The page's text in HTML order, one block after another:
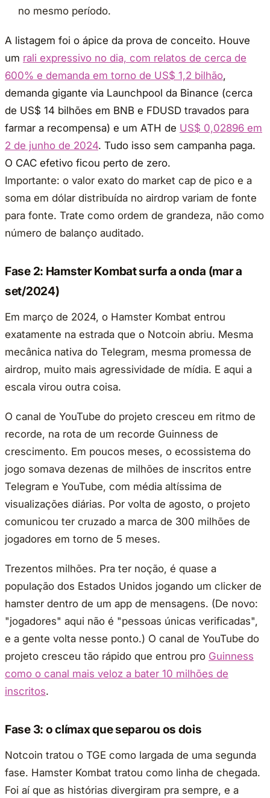
no mesmo período.
A listagem foi o ápice da prova de conceito. Houve
um rali expressivo no dia, com relatos de cerca de
600% e demanda em torno de US$ 1,2 bilhão,
demanda gigante via Launchpool da Binance (cerca
de US$ 14 bilhões em BNB e FDUSD travados para
farmar a recompensa) e um ATH de US$ 0,02896 em
2 de junho de 2024. Tudo isso sem campanha paga.
O CAC efetivo ficou perto de zero.
Importante: o valor exato do market cap de pico e a
soma em dólar distribuída no airdrop variam de fonte
para fonte. Trate como ordem de grandeza, não como
número de balanço auditado.
Fase 2: Hamster Kombat surfa a onda (mar a
set/2024)
Em março de 2024, o Hamster Kombat entrou
exatamente na estrada que o Notcoin abriu. Mesma
mecânica nativa do Telegram, mesma promessa de
airdrop, muito mais agressividade de mídia. E aqui a
escala virou outra coisa.
O canal de YouTube do projeto cresceu em ritmo de
recorde, na rota de um recorde Guinness de
crescimento. Em poucos meses, o ecossistema do
jogo somava dezenas de milhões de inscritos entre
Telegram e YouTube, com média altíssima de
visualizações diárias. Por volta de agosto, o projeto
comunicou ter cruzado a marca de 300 milhões de
jogadores em torno de 5 meses.
Trezentos milhões. Pra ter noção, é quase a
população dos Estados Unidos jogando um clicker de
hamster dentro de um app de mensagens. (De novo:
"jogadores" aqui não é "pessoas únicas verificadas",
e a gente volta nesse ponto.) O canal de YouTube do
projeto cresceu tão rápido que entrou pro Guinness
como o canal mais veloz a bater 10 milhões de
inscritos.
Fase 3: o clímax que separou os dois
Notcoin tratou o TGE como largada de uma segunda
fase. Hamster Kombat tratou como linha de chegada.
Foi aí que as histórias divergiram pra sempre, e a